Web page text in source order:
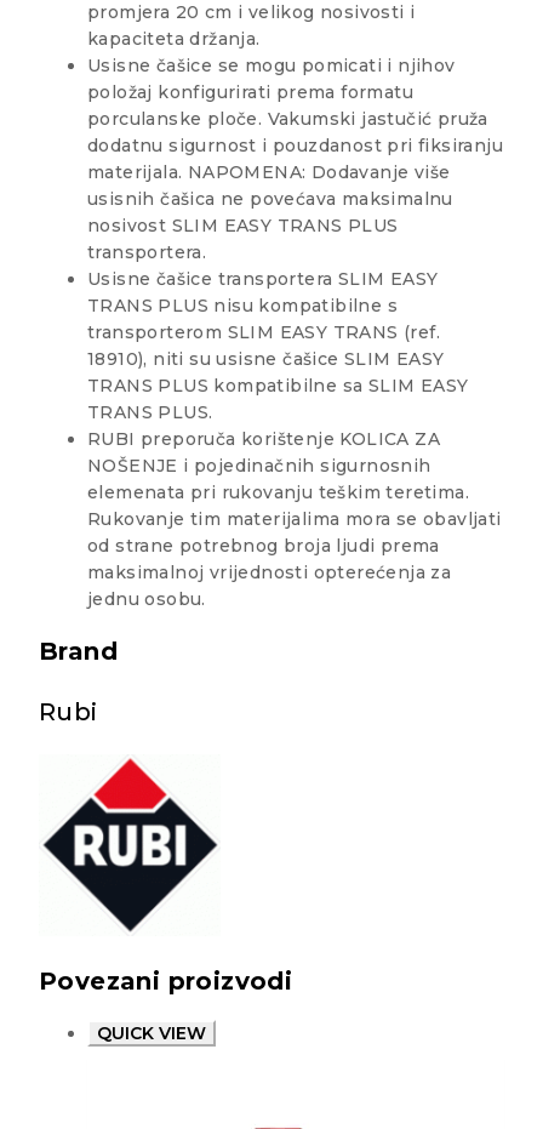
promjera 20 cm i velikog nosivosti i
kapaciteta držanja.
Usisne čašice se mogu pomicati i njihov
položaj konfigurirati prema formatu
porculanske ploče. Vakumski jastučić pruža
dodatnu sigurnost i pouzdanost pri fiksiranju
materijala. NAPOMENA: Dodavanje više
usisnih čašica ne povećava maksimalnu
nosivost SLIM EASY TRANS PLUS
transportera.
Usisne čašice transportera SLIM EASY
TRANS PLUS nisu kompatibilne s
transporterom SLIM EASY TRANS (ref.
18910), niti su usisne čašice SLIM EASY
TRANS PLUS kompatibilne sa SLIM EASY
TRANS PLUS.
RUBI preporuča korištenje KOLICA ZA
NOŠENJE i pojedinačnih sigurnosnih
elemenata pri rukovanju teškim teretima.
Rukovanje tim materijalima mora se obavljati
od strane potrebnog broja ljudi prema
maksimalnoj vrijednosti opterećenja za
jednu osobu.
Brand
Rubi
Povezani proizvodi
QUICK VIEW